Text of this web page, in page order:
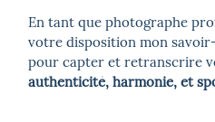
En tant que photographe
votre disposition mon
pour capter et retranscrire
authenticité, harmonie, et